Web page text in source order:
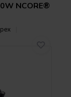
NCORE®